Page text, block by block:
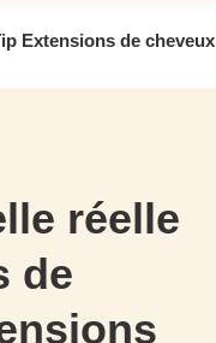
Extensions de
réelle
de